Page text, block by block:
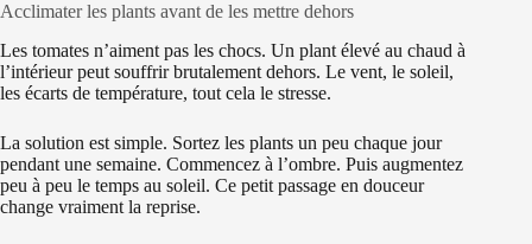
Acclimater les plants avant de les mettre dehors
Les tomates n’aiment pas les chocs. Un plant élevé au chaud à
l’intérieur peut souffrir brutalement dehors. Le vent, le soleil,
les écarts de température, tout cela le stresse.
La solution est simple. Sortez les plants un peu chaque jour
pendant une semaine. Commencez à l’ombre. Puis augmentez
peu à peu le temps au soleil. Ce petit passage en douceur
change vraiment la reprise.